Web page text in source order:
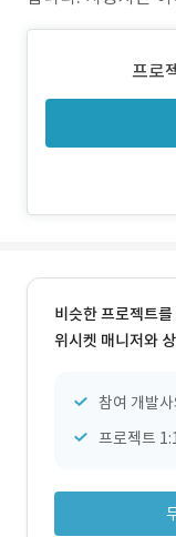
양한 옵션 선택을
프로
비슷한 프로젝트
위시켓 매니저와
참여 개발
프로젝트